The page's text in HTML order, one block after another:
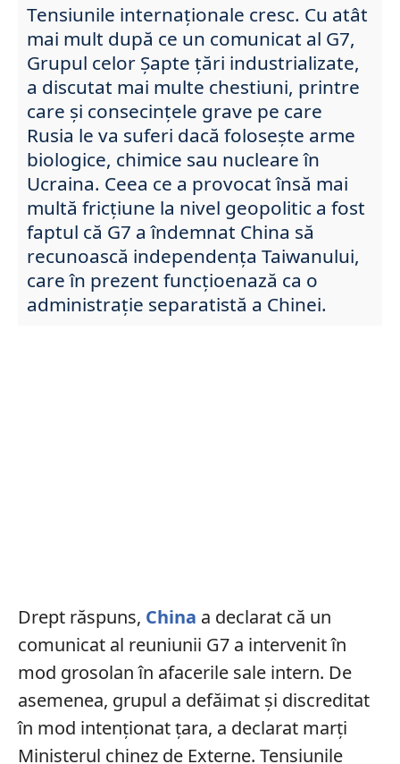
Tensiunile internaționale cresc. Cu atât
mai mult după ce un comunicat al G7,
Grupul celor Șapte țări industrializate,
a discutat mai multe chestiuni, printre
care și consecințele grave pe care
Rusia le va suferi dacă folosește arme
biologice, chimice sau nucleare în
Ucraina. Ceea ce a provocat însă mai
multă fricțiune la nivel geopolitic a fost
faptul că G7 a îndemnat China să
recunoască independența Taiwanului,
care în prezent funcțioenază ca o
administrație separatistă a Chinei.
Drept răspuns, China a declarat că un
comunicat al reuniunii G7 a intervenit în
mod grosolan în afacerile sale intern. De
asemenea, grupul a defăimat și discreditat
în mod intenționat țara, a declarat marți
Ministerul chinez de Externe. Tensiunile